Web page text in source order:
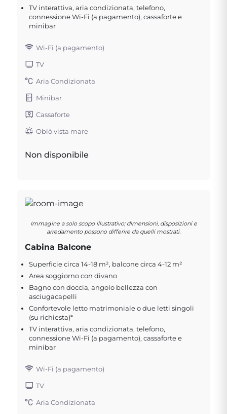
TV interattiva, aria condizionata, telefono,
connessione Wi-Fi (a pagamento), cassaforte e
minibar
Wi-Fi (a pagamento)
TV
Aria Condizionata
Minibar
Cassaforte
Oblò vista mare
Non disponibile
Immagine a solo scopo illustrativo; dimensioni, disposizioni e
arredamento possono differire da quelli mostrati.
Cabina Balcone
Superficie circa 14-18 m², balcone circa 4-12 m²
Area soggiorno con divano
Bagno con doccia, angolo bellezza con
asciugacapelli
Confortevole letto matrimoniale o due letti singoli
(su richiesta)*
TV interattiva, aria condizionata, telefono,
connessione Wi-Fi (a pagamento), cassaforte e
minibar
Wi-Fi (a pagamento)
TV
Aria Condizionata